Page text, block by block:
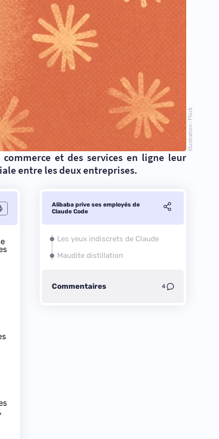
Illustration : Flock
et des services en ligne leur
entre les deux entreprises.
Alibaba prive ses employés de
Claude Code
Les yeux indiscrets de Claude
Maudite distillation
Commentaires 4